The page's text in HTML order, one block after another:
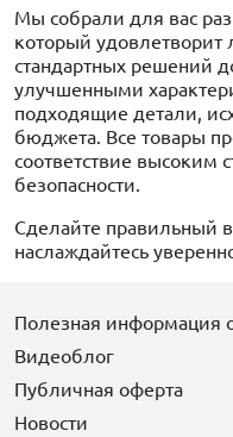
Мы собрали для вас
который удовлетворит
стандартных решений
улучшенными
подходящие детали,
бюджета. Все товары
соответствие высоким
безопасности.
Сделайте правильный
наслаждайтесь
Полезная информация
Видеоблог
Публичная оферта
Новости